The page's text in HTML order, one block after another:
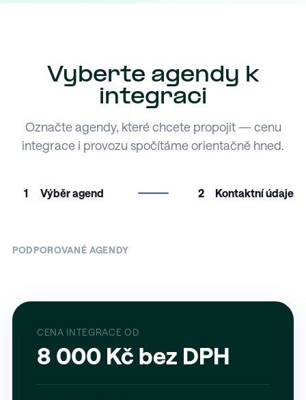
Vyberte agendy k
integraci
Označte agendy, které chcete propojit — cenu
integrace i provozu spočítáme orientačně hned.
1 Výběr agend 2 Kontaktní údaje
PODPOROVANÉ AGENDY
CENA INTEGRACE OD
8 000 Kč bez DPH